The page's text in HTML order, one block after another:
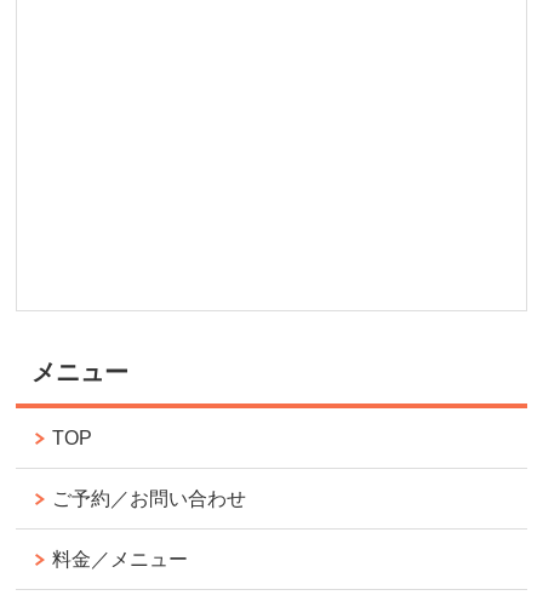
メニュー
TOP
ご予約／お問い合わせ
料金／メニュー